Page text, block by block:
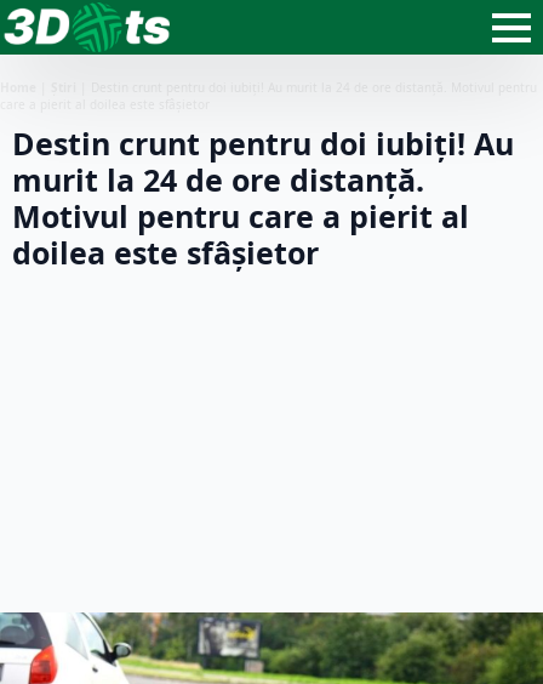
Destin crunt pentru doi iubiți! Au
murit la 24 de ore distanță.
Motivul pentru care a pierit al
doilea este sfâșietor